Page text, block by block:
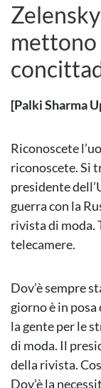
mettono
[Palki Sharma
Riconoscete
riconoscete. Si
presidente
guerra con la
rivista di moda.
telecamere.
Dov’è sempre
giorno è in
la gente per le
di moda. Il
della rivista.
Dov’è la